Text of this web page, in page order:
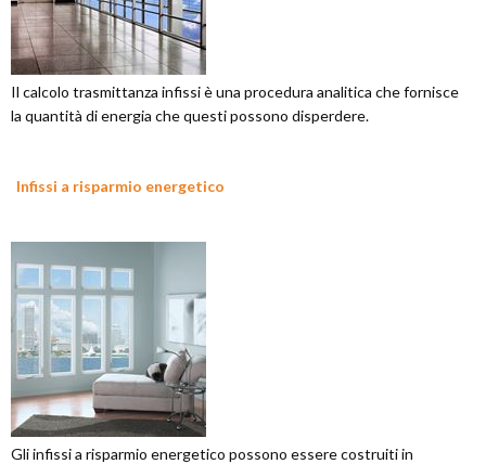
Il calcolo trasmittanza infissi è una procedura analitica che fornisce
la quantità di energia che questi possono disperdere.
Infissi a risparmio energetico
Gli infissi a risparmio energetico possono essere costruiti in